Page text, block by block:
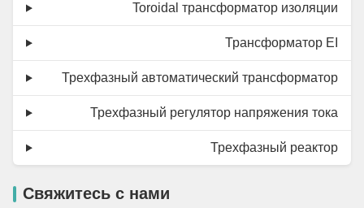
Toroidal трансформатор изоляции
Трансформатор EI
Трехфазный автоматический трансформатор
Трехфазный регулятор напряжения тока
Трехфазный реактор
Свяжитесь с нами